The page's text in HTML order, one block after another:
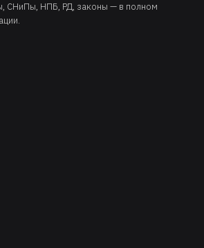
СНиПы, НПБ, РД, законы — в полном